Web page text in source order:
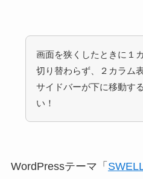
画面を狭くしたときに１
切り替わらず、２カラム
サイドバーが下に移動す
い！
WordPressテーマ「